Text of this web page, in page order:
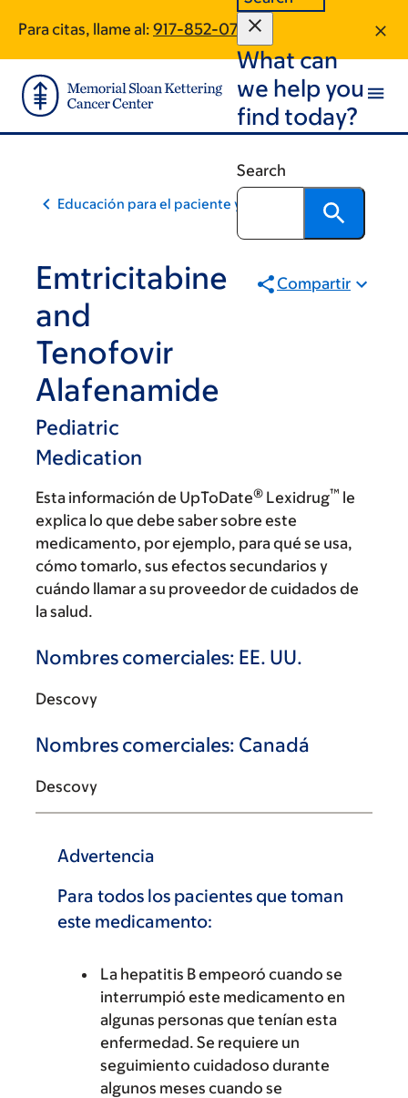
main
content
footer
Para citas, llame al: 917-852-0719
What can
we help you
find today?
Search
Educación para el paciente y la comunidad
Emtricitabine
and
Tenofovir
Alafenamide
Pediatric
Medication
Compartir
Esta información de UpToDate® Lexidrug™ le
explica lo que debe saber sobre este
medicamento, por ejemplo, para qué se usa,
cómo tomarlo, sus efectos secundarios y
cuándo llamar a su proveedor de cuidados de
la salud.
Nombres comerciales: EE. UU.
Descovy
Nombres comerciales: Canadá
Descovy
Advertencia
Para todos los pacientes que toman
este medicamento:
La hepatitis B empeoró cuando se
interrumpió este medicamento en
algunas personas que tenían esta
enfermedad. Se requiere un
seguimiento cuidadoso durante
algunos meses cuando se